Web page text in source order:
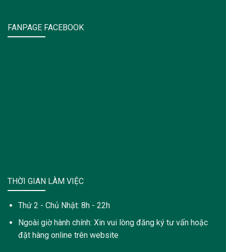
FANPAGE FACEBOOK
THỜI GIAN LÀM VIỆC
Thứ 2 - Chủ Nhật: 8h - 22h
Ngoài giờ hành chính: Xin vui lòng đăng ký tư vấn hoặc
đặt hàng online trên website